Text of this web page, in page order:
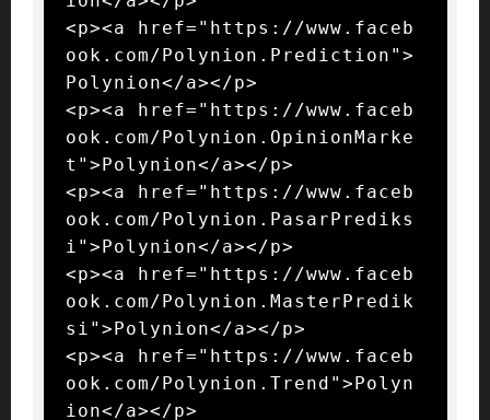
<p><a href="https://www.faceb
ook.com/Polynion.Prediction">
Polynion</a></p>
<p><a href="https://www.faceb
ook.com/Polynion.OpinionMarke
t">Polynion</a></p>
<p><a href="https://www.faceb
ook.com/Polynion.PasarPrediks
i">Polynion</a></p>
<p><a href="https://www.faceb
ook.com/Polynion.MasterPredik
si">Polynion</a></p>
<p><a href="https://www.faceb
ook.com/Polynion.Trend">Polyn
ion</a></p>